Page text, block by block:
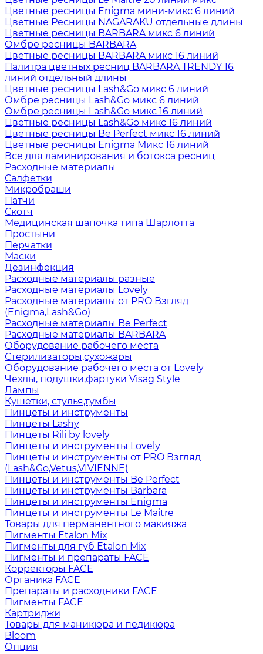
Цветные ресницы Enigma мини-микс 6 линий
Цветные Ресницы NAGARAKU отдельные длины
Цветные ресницы BARBARA микс 6 линий
Омбре ресницы BARBARA
Цветные ресницы BARBARA микс 16 линий
Палитра цветных ресниц BARBARA TRENDY 16
линий отдельный длины
Цветные ресницы Lash&Go микс 6 линий
Омбре ресницы Lash&Go микс 6 линий
Омбре ресницы Lash&Go микс 16 линий
Цветные ресницы Lash&Go микс 16 линий
Цветные ресницы Be Perfect микс 16 линий
Цветные ресницы Enigma Микс 16 линий
Все для ламинирования и ботокса ресниц
Расходные материалы
Салфетки
Микробраши
Патчи
Скотч
Медицинская шапочка типа Шарлотта
Простыни
Перчатки
Маски
Дезинфекция
Расходные материалы разные
Расходные материалы Lovely
Расходные материалы от PRO Взгляд
(Enigma,Lash&Go)
Расходные материалы Be Perfect
Расходные материалы BARBARA
Оборудование рабочего места
Стерилизаторы,сухожары
Оборудование рабочего места от Lovely
Чехлы, подушки,фартуки Visag Style
Лампы
Кушетки, стулья,тумбы
Пинцеты и инструменты
Пинцеты Lashy
Пинцеты Rili by lovely
Пинцеты и инструменты Lovely
Пинцеты и инструменты от PRO Взгляд
(Lash&Go,Vetus,VIVIENNE)
Пинцеты и инструменты Be Perfect
Пинцеты и инструменты Barbara
Пинцеты и инструменты Enigma
Пинцеты и инструменты Le Maitre
Товары для перманентного макияжа
Пигменты Etalon Mix
Пигменты для губ Etalon Mix
Пигменты и препараты FACE
Корректоры FACE
Органика FACE
Препараты и расходники FACE
Пигменты FACE
Картриджи
Товары для маникюра и педикюра
Bloom
Опция